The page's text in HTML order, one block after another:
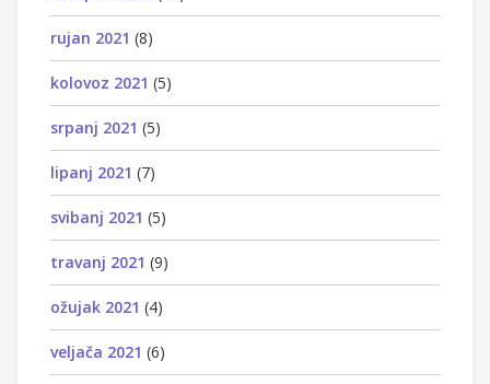
rujan 2021 (8)
kolovoz 2021 (5)
srpanj 2021 (5)
lipanj 2021 (7)
svibanj 2021 (5)
travanj 2021 (9)
ožujak 2021 (4)
veljača 2021 (6)